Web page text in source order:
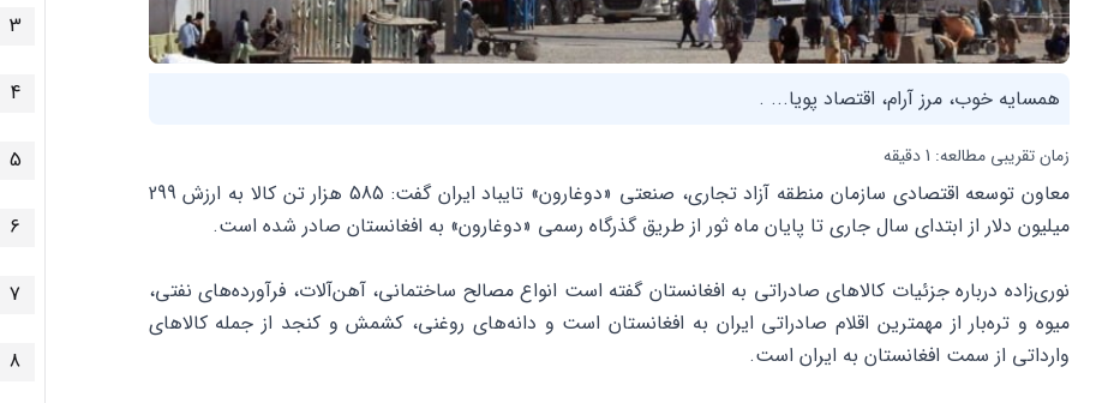
همسایه خوب، مرز آرام، اقتصاد پویا... .
زمان تقریبی مطالعه: 1 دقیقه
معاون توسعه اقتصادی سازمان منطقه آزاد تجاری، صنعتی «دوغارون» تایباد ایران گفت: 585 هزار تن کالا به ارزش 299
میلیون دلار از ابتدای سال جاری تا پایان ماه ثور از طریق گذرگاه رسمی «دوغارون» به افغانستان صادر شده است.
نوری‌زاده درباره جزئیات کالاهای صادراتی به افغانستان گفته است انواع مصالح ساختمانی، آهن‌آلات، فرآورده‌های نفتی،
میوه و تره‌بار از مهمترین اقلام صادراتی ایران به افغانستان است و دانه‌های روغنی، کشمش و کنجد از جمله کالاهای
وارداتی از سمت افغانستان به ایران است.
3
4
5
6
7
8